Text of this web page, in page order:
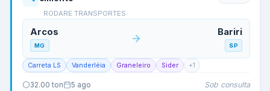
RODARE TRANSPORTES
Arcos
MG
Bariri
SP
Carreta LS Vanderléia Graneleiro Sider +1
32.00 ton 5 ago Sob consulta